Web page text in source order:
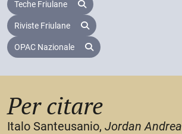
Teche Friulane
Riviste Friulane
OPAC Nazionale
Per citare
Italo Santeusanio, Jordan Andrea